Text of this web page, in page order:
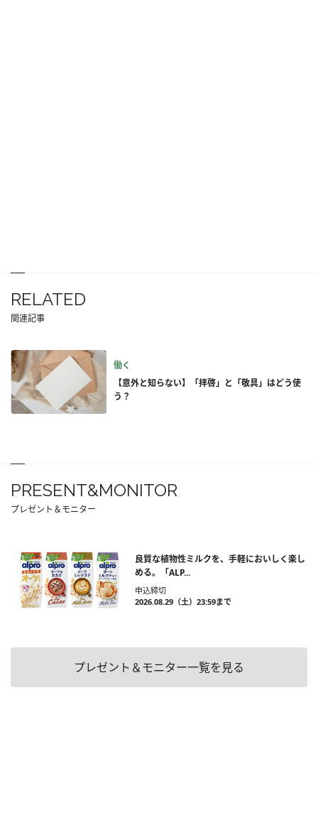
RELATED
関連記事
働く
【意外と知らない】「拝啓」と「敬具」はどう使
う？
PRESENT&MONITOR
プレゼント＆モニター
良質な植物性ミルクを、手軽においしく楽し
める。「ALP...
申込締切
2026.08.29（土）23:59まで
プレゼント＆モニター一覧を見る